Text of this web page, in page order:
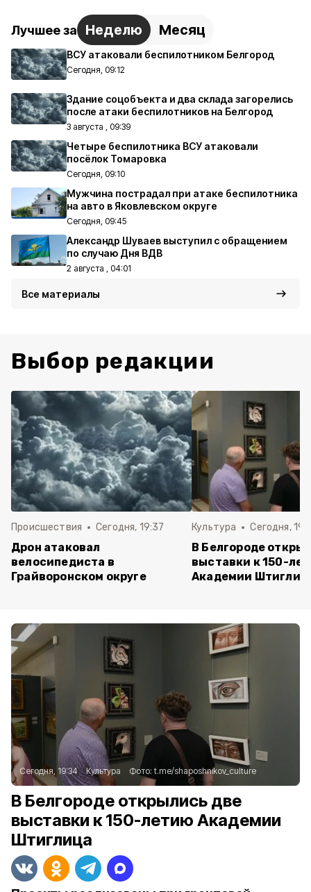
Лучшее за Неделю Месяц
ВСУ атаковали беспилотником Белгород
Сегодня, 09:12
Здание соцобъекта и два склада загорелись
после атаки беспилотников на Белгород
3 августа , 09:39
Четыре беспилотника ВСУ атаковали
посёлок Томаровка
Сегодня, 09:10
Мужчина пострадал при атаке беспилотника
на авто в Яковлевском округе
Сегодня, 09:45
Александр Шуваев выступил с обращением
по случаю Дня ВДВ
2 августа , 04:01
Все материалы
Выбор редакции
Происшествия Сегодня, 19:37
Дрон атаковал
велосипедиста в
Грайворонском округе
Культура Сегодня,
В Белгороде
выставки к 150-
Академии
Сегодня, 19:34 Культура Фото: t.me/shaposhnikov_culture
В Белгороде открылись две
выставки к 150-летию Академии
Штиглица